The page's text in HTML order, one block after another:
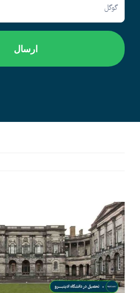
اخبار
View
Larger
Image